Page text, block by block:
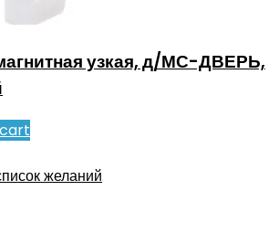
узкая, д/МС-ДВЕРЬ,
желаний